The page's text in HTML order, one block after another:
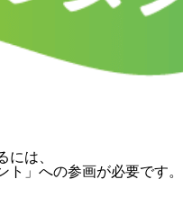
には、
」への参画が必要です。